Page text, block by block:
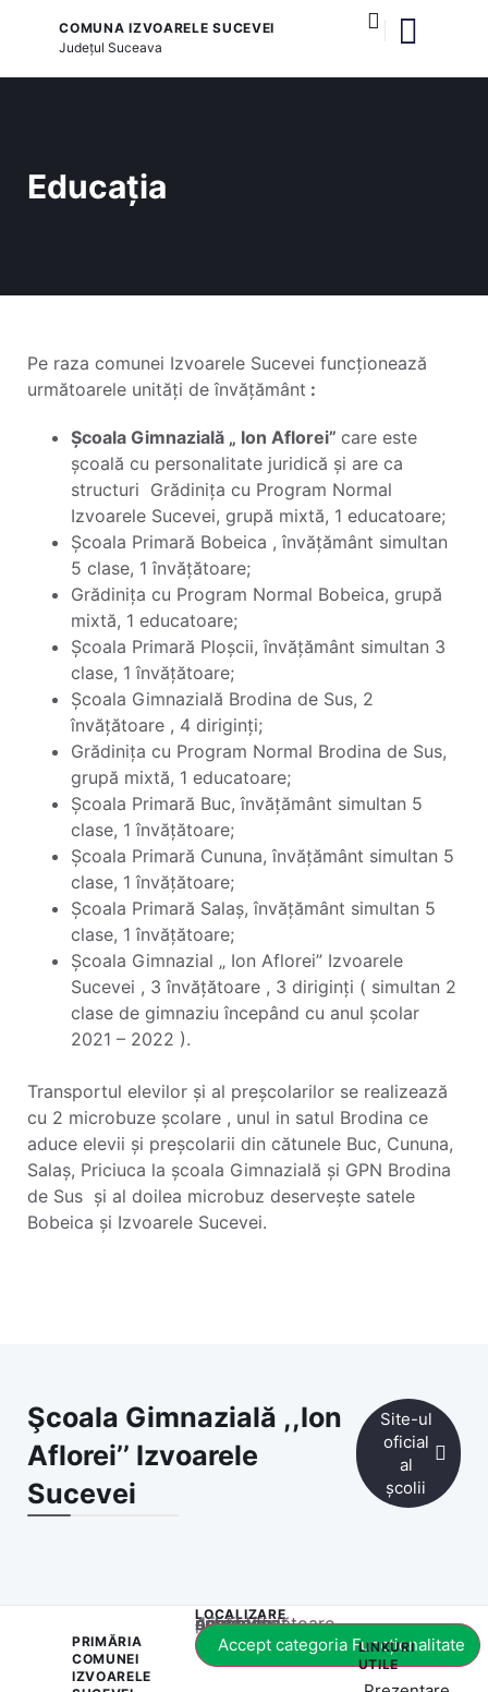
COMUNA IZVOARELE SUCEVEI
JudețulSuceava
Educația
Pe raza comunei Izvoarele Sucevei funcționează
următoarele unități de învățământ :
Școala Gimnazială „ Ion Aflorei” care este
școală cu personalitate juridică și are ca
structuri Grădinița cu Program Normal
Izvoarele Sucevei, grupă mixtă, 1 educatoare;
Școala Primară Bobeica , învățământ simultan
5 clase, 1 învățătoare;
Grădinița cu Program Normal Bobeica, grupă
mixtă, 1 educatoare;
Școala Primară Ploșcii, învățământ simultan 3
clase, 1 învățătoare;
Școala Gimnazială Brodina de Sus, 2
învățătoare , 4 diriginți;
Grădinița cu Program Normal Brodina de Sus,
grupă mixtă, 1 educatoare;
Școala Primară Buc, învățământ simultan 5
clase, 1 învățătoare;
Școala Primară Cununa, învățământ simultan 5
clase, 1 învățătoare;
Școala Primară Salaș, învățământ simultan 5
clase, 1 învățătoare;
Școala Gimnazial „ Ion Aflorei” Izvoarele
Sucevei , 3 învățătoare , 3 diriginți ( simultan 2
clase de gimnaziu începând cu anul școlar
2021 – 2022 ).
Transportul elevilor și al preșcolarilor se realizează
cu 2 microbuze școlare , unul in satul Brodina ce
aduce elevii și preșcolarii din cătunele Buc, Cununa,
Salaș, Priciuca la școala Gimnazială și GPN Brodina
de Sus și al doilea microbuz deservește satele
Bobeica și Izvoarele Sucevei.
Şcoala Gimnazială ,,Ion
Aflorei’’ Izvoarele
Sucevei
Site-ul
oficial
al
școlii
PRIMĂRIA
COMUNEI
IZVOARELE
LOCALIZARE
Acest conținut este blocat până când acceptați categoria corespunzătoare de cookie-uri.
Accept categoria Funcționalitate
LINKURI
UTILE